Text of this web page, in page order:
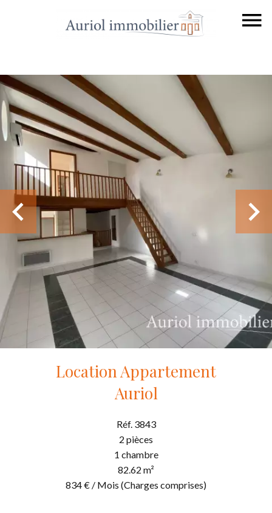
Location Appartement
Auriol
Réf. 3843
2 pièces
1 chambre
82.62 m²
834 € / Mois (Charges comprises)